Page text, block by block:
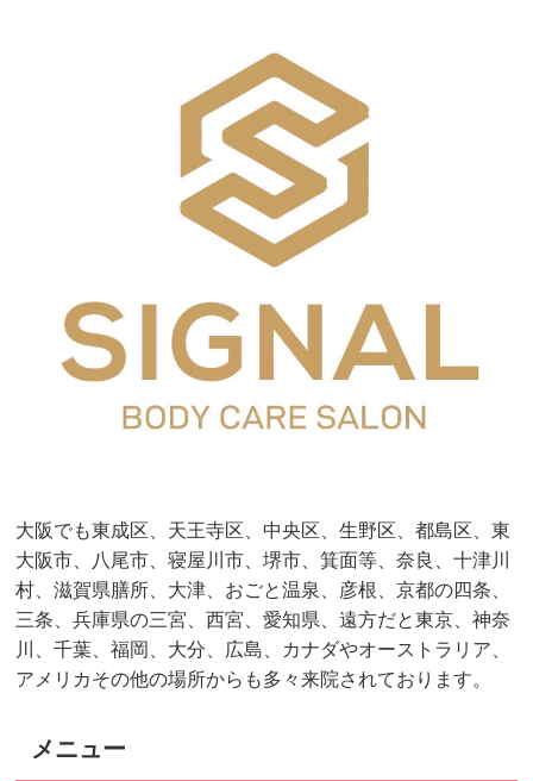
大阪でも東成区、天王寺区、中央区、生野区、都島区、東
大阪市、八尾市、寝屋川市、堺市、箕面等、奈良、十津川
村、滋賀県膳所、大津、おごと温泉、彦根、京都の四条、
三条、兵庫県の三宮、西宮、愛知県、遠方だと東京、神奈
川、千葉、福岡、大分、広島、カナダやオーストラリア、
アメリカその他の場所からも多々来院されております。
メニュー